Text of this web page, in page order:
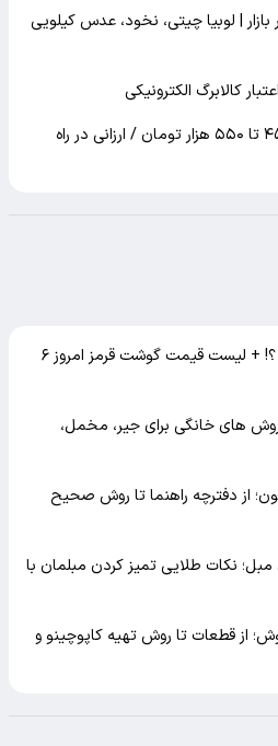
| لوبیا چیتی، نخود، عدس کیلویی
کالابرگ الکترونیکی
قیمت برنج هنوز در کانال ۴۵۰ تا ۵۵۰ هزار تومان / ارزانی در راه
گوشت خورشتی کیلویی چند ؟! + لیست قیمت گوشت قرمز امروز ۶
های خانگی برای جیر، مخمل،
از دفترچه راهنما تا روش صحیح
مبل؛ نکات طلایی تمیز کردن مبلمان با
از قطعات تا روش تهیه کاپوچینو و